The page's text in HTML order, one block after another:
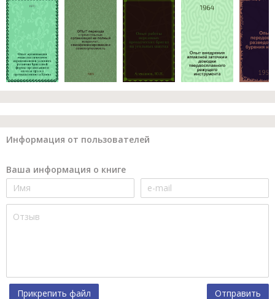
Информация от пользователей
Ваша информация о книге
Прикрепить файл Отправить